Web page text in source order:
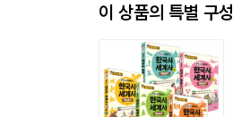
이 상품의 특별 구성